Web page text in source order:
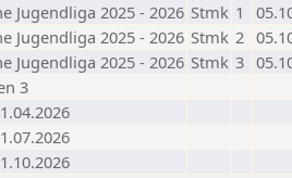
Jugendliga 2025 - 2026 Stmk 1
Jugendliga 2025 - 2026 Stmk 2
Jugendliga 2025 - 2026 Stmk 3
3